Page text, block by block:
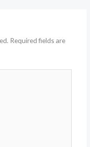
Required fields are